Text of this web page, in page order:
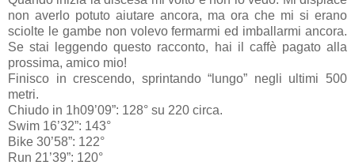
non averlo potuto aiutare ancora, ma ora che mi si erano
sciolte le gambe non volevo fermarmi ed imballarmi ancora.
Se stai leggendo questo racconto, hai il caffè pagato alla
prossima, amico mio!
Finisco in crescendo, sprintando “lungo” negli ultimi 500
metri.
Chiudo in 1h09’09”: 128° su 220 circa.
Swim 16’32”: 143°
Bike 30’58”: 122°
Run 21’39”: 120°